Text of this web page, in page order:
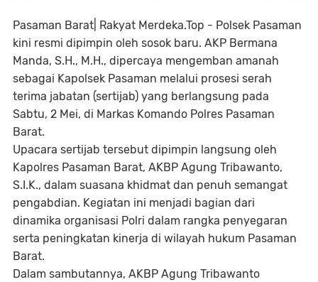
Pasaman Barat| Rakyat Merdeka.Top - Polsek Pasaman
kini resmi dipimpin oleh sosok baru. AKP Bermana
Manda, S.H., M.H., dipercaya mengemban amanah
sebagai Kapolsek Pasaman melalui prosesi serah
terima jabatan (sertijab) yang berlangsung pada
Sabtu, 2 Mei, di Markas Komando Polres Pasaman
Barat.
Upacara sertijab tersebut dipimpin langsung oleh
Kapolres Pasaman Barat, AKBP Agung Tribawanto,
S.I.K., dalam suasana khidmat dan penuh semangat
pengabdian. Kegiatan ini menjadi bagian dari
dinamika organisasi Polri dalam rangka penyegaran
serta peningkatan kinerja di wilayah hukum Pasaman
Barat.
Dalam sambutannya, AKBP Agung Tribawanto